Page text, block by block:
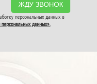
ЖДУ ЗВОНОК
персональных данных в
данных».